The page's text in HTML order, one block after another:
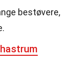
bestøvere,